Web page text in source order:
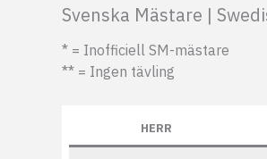
Svenska Mästare |
* = Inofficiell SM-mästare
** = Ingen tävling
HERR